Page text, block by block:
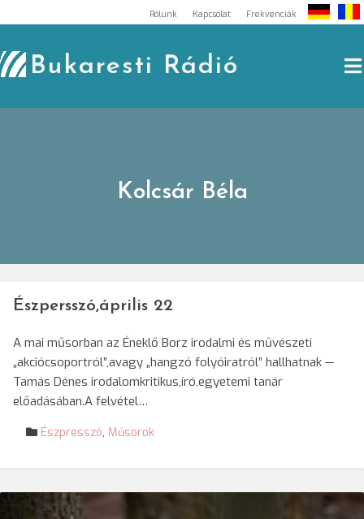
to
content
Rólunk Kapcsolat Frekvenciák
Bukaresti Rádió
Kolcsár Béla
Észpersszó,április 22
A mai műsorban az Éneklő Borz irodalmi és művészeti
„akciócsoportról”,avagy „hangzó folyóiratról” hallhatnak —
Tamás Dénes irodalomkritikus,író,egyetemi tanár
előadásában.A felvétel…
Észpresszó, Műsorok